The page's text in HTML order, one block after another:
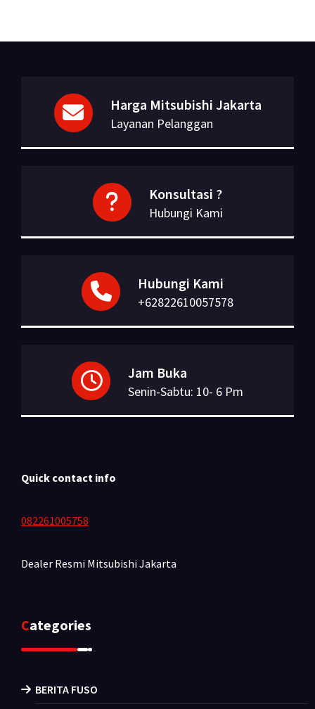
Harga Mitsubishi Jakarta
Layanan Pelanggan
Konsultasi ?
Hubungi Kami
Hubungi Kami
+62822610057578
Jam Buka
Senin-Sabtu: 10- 6 Pm
Quick contact info
082261005758
Dealer Resmi Mitsubishi Jakarta
Categories
BERITA FUSO